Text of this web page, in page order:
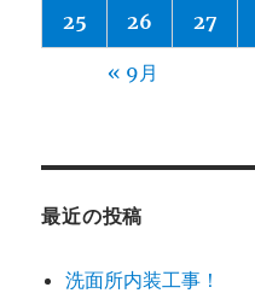
25 26 27
« 9月
最近の投稿
洗面所内装工事！